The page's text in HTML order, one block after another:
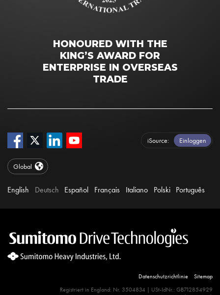
HONOURED WITH THE
KING’S AWARD FOR
ENTERPRISE IN OVERSEAS
TRADE
iSource Einloggen
Global
English Deutsch Español Français Italiano Polski Português
Datenschutzrichtlinie
Sitemap
Registriert in England: Nr. 3504834 | USt-IdNr.: GB712854929
Site Search 360 Error:There is no input element for the